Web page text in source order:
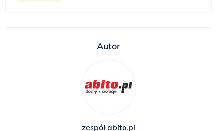
Autor
zespół abito.pl